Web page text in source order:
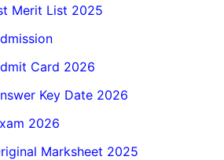
Merit List 2025
Card 2026
Key Date 2026
2026
Marksheet 2025